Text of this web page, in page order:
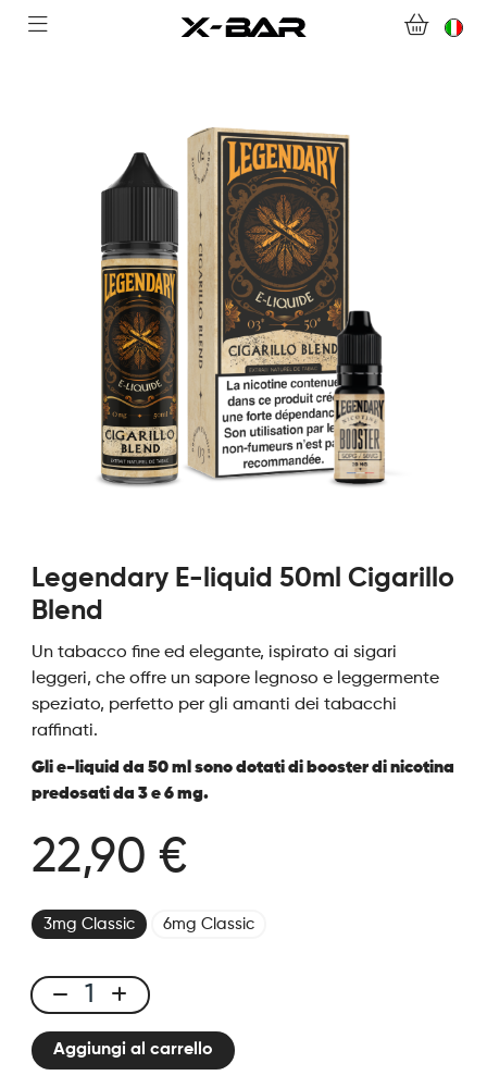
BENVENUTI SU X-BAR.CO
COLLECTIONS
CONTATTACI
DOMANDE FREQUENTI
DIVENTA UN GROSSISTA X-BAR
IL MIO ACCOUNT
Legendary E-liquid 50ml Cigarillo
Blend
Un tabacco fine ed elegante, ispirato ai sigari
leggeri, che offre un sapore legnoso e leggermente
speziato, perfetto per gli amanti dei tabacchi
raffinati.
Gli e-liquid da 50 ml sono dotati di booster di nicotina
predosati da 3 e 6 mg.
22,90 €
3mg Classic 6mg Classic
Legendary
E-
liquidAggiungi al carrello